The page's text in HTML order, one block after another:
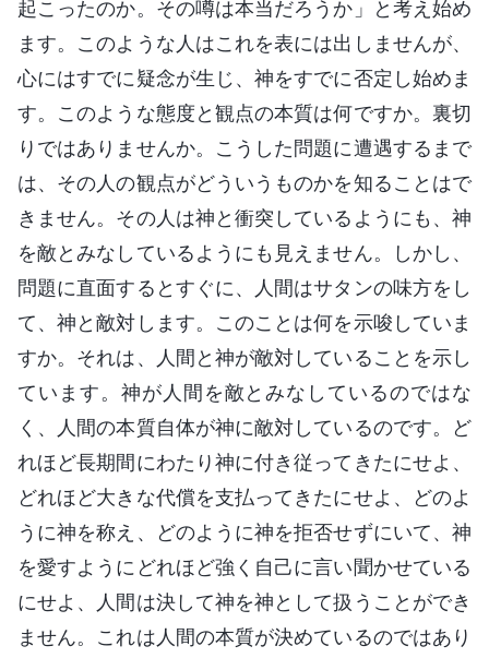
起こったのか。その噂は本当だろうか」と考え始め
ます。このような人はこれを表には出しませんが、
心にはすでに疑念が生じ、神をすでに否定し始めま
す。このような態度と観点の本質は何ですか。裏切
りではありませんか。こうした問題に遭遇するまで
は、その人の観点がどういうものかを知ることはで
きません。その人は神と衝突しているようにも、神
を敵とみなしているようにも見えません。しかし、
問題に直面するとすぐに、人間はサタンの味方をし
て、神と敵対します。このことは何を示唆していま
すか。それは、人間と神が敵対していることを示し
ています。神が人間を敵とみなしているのではな
く、人間の本質自体が神に敵対しているのです。ど
れほど長期間にわたり神に付き従ってきたにせよ、
どれほど大きな代償を支払ってきたにせよ、どのよ
うに神を称え、どのように神を拒否せずにいて、神
を愛すようにどれほど強く自己に言い聞かせている
にせよ、人間は決して神を神として扱うことができ
ません。これは人間の本質が決めているのではあり